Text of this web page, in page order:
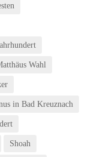
Wahl
in Bad Kreuznach
Shoah